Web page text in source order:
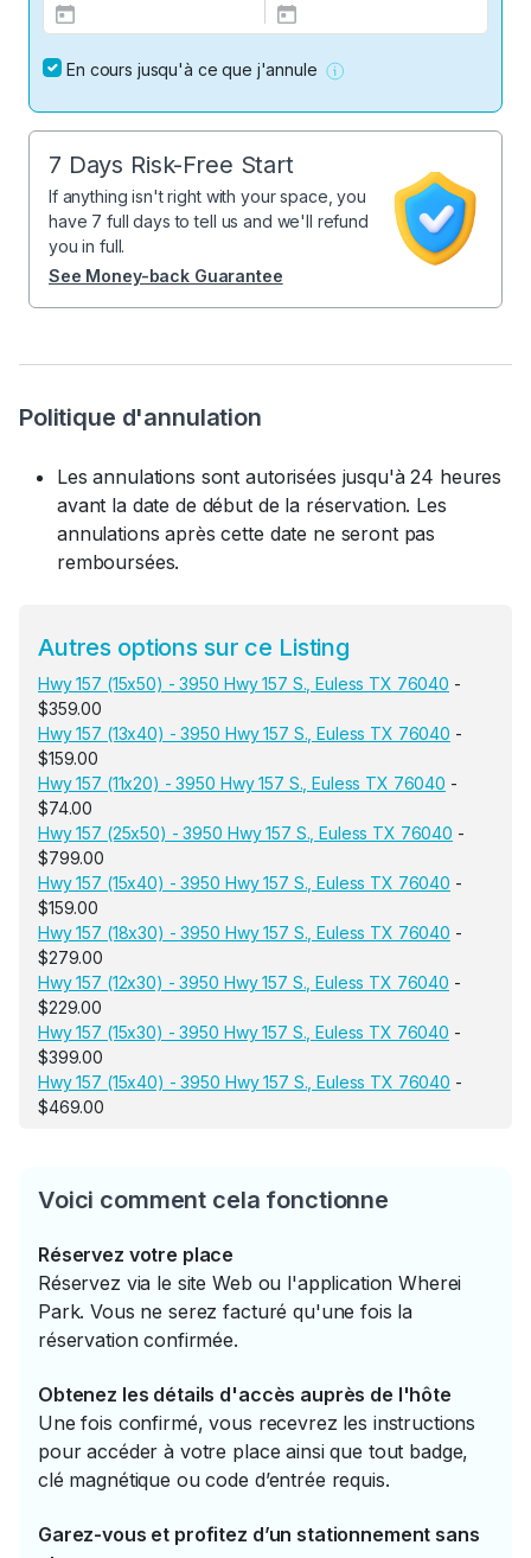
Politique d'annulation
Les annulations sont autorisées jusqu'à 24 heures
avant la date de début de la réservation. Les
annulations après cette date ne seront pas
remboursées.
Autres options sur ce Listing
Hwy 157 (15x50) - 3950 Hwy 157 S., Euless TX 76040 -
$359.00
Hwy 157 (13x40) - 3950 Hwy 157 S., Euless TX 76040 -
$159.00
Hwy 157 (11x20) - 3950 Hwy 157 S., Euless TX 76040 -
$74.00
Hwy 157 (25x50) - 3950 Hwy 157 S., Euless TX 76040 -
$799.00
Hwy 157 (15x40) - 3950 Hwy 157 S., Euless TX 76040 -
$159.00
Hwy 157 (18x30) - 3950 Hwy 157 S., Euless TX 76040 -
$279.00
Hwy 157 (12x30) - 3950 Hwy 157 S., Euless TX 76040 -
$229.00
Hwy 157 (15x30) - 3950 Hwy 157 S., Euless TX 76040 -
$399.00
Hwy 157 (15x40) - 3950 Hwy 157 S., Euless TX 76040 -
$469.00
Voici comment cela fonctionne
Réservez votre place
Réservez via le site Web ou l'application Wherei
Park. Vous ne serez facturé qu'une fois la
réservation confirmée.
Obtenez les détails d'accès auprès de l'hôte
Une fois confirmé, vous recevrez les instructions
pour accéder à votre place ainsi que tout badge,
clé magnétique ou code d’entrée requis.
Garez-vous et profitez d’un stationnement sans
En cours jusqu'à ce que j'annule
7 Days Risk-Free Start
If anything isn't right with your space, you
have 7 full days to tell us and we'll refund
you in full.
See Money-back Guarantee